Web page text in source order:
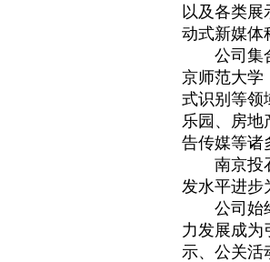
以及各类展
动式新媒体
公司集合
京师范大学
式识别等领
乐园、房地
告传媒等诸
南京投石
发水平进步
公司始终
力发展成为
示、公关活